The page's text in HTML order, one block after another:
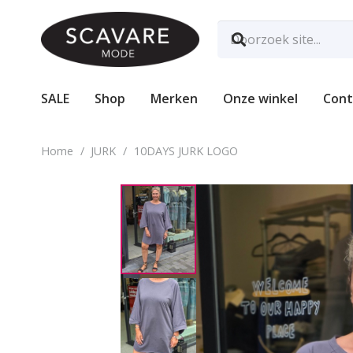
SALE Shop Merken Onze winkel
Home / JURK / 10DAYS JURK LOGO